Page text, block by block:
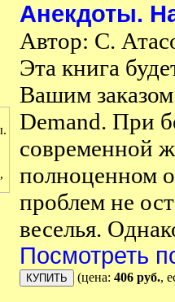
Анекдоты.
Автор: С.
Эта книга
Вашим
Demand. При
современной
полноценном
проблем не
веселья.
Посмотреть
(цена: 406 руб.,